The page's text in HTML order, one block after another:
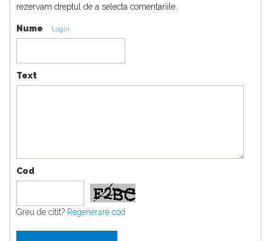
rezervam dreptul de a selecta comentariile.
Nume Login
Text
Cod
Greu de citit? Regenerare cod